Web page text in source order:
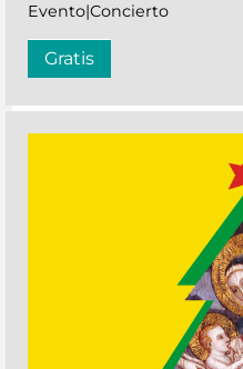
Evento|Concierto
Gratis